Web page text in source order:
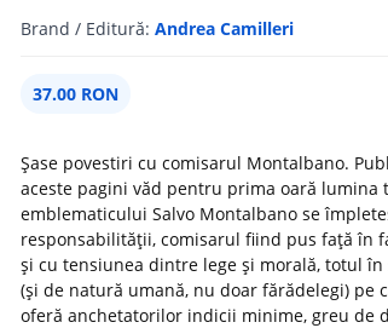
Brand / Editură: Andrea Camilleri
37.00 RON
Șase povestiri cu comisarul Montalbano.
aceste pagini văd pentru prima oară
emblematicului Salvo Montalbano se
responsabilității, comisarul fiind pus față în
și cu tensiunea dintre lege și morală, totul
(și de natură umană, nu doar fărădelegi) pe
oferă anchetatorilor indicii minime, greu de